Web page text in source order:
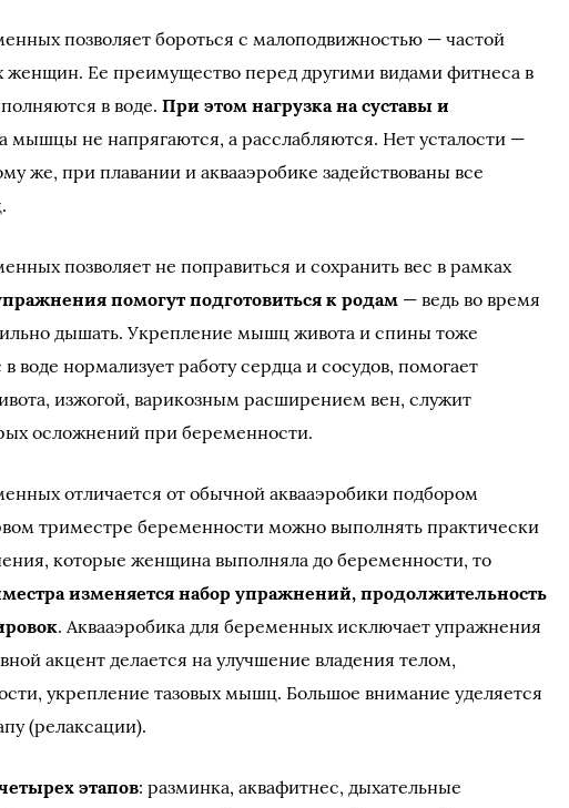
позволяет бороться с малоподвижностью — частой
Ее преимущество перед другими видами фитнеса в
в воде.При этом нагрузка на суставы и
мышцы не напрягаются, а расслабляются. Нет усталости —
же, при плавании и аквааэробике задействованы все
позволяет не поправиться и сохранить вес в рамках
помогут подготовиться к родам — ведь во время
дышать. Укрепление мышц живота и спины тоже
воде нормализует работу сердца и сосудов, помогает
изжогой, варикозным расширением вен, служит
осложнений при беременности.
отличается от обычной аквааэробики подбором
триместре беременности можно выполнять практически
которые женщина выполняла до беременности, то
изменяется набор упражнений, продолжительность
. Аквааэробика для беременных исключает упражнения
акцент делается на улучшение владения телом,
укрепление тазовых мышц. Большое внимание уделяется
(релаксации).
этапов: разминка, аквафитнес, дыхательные